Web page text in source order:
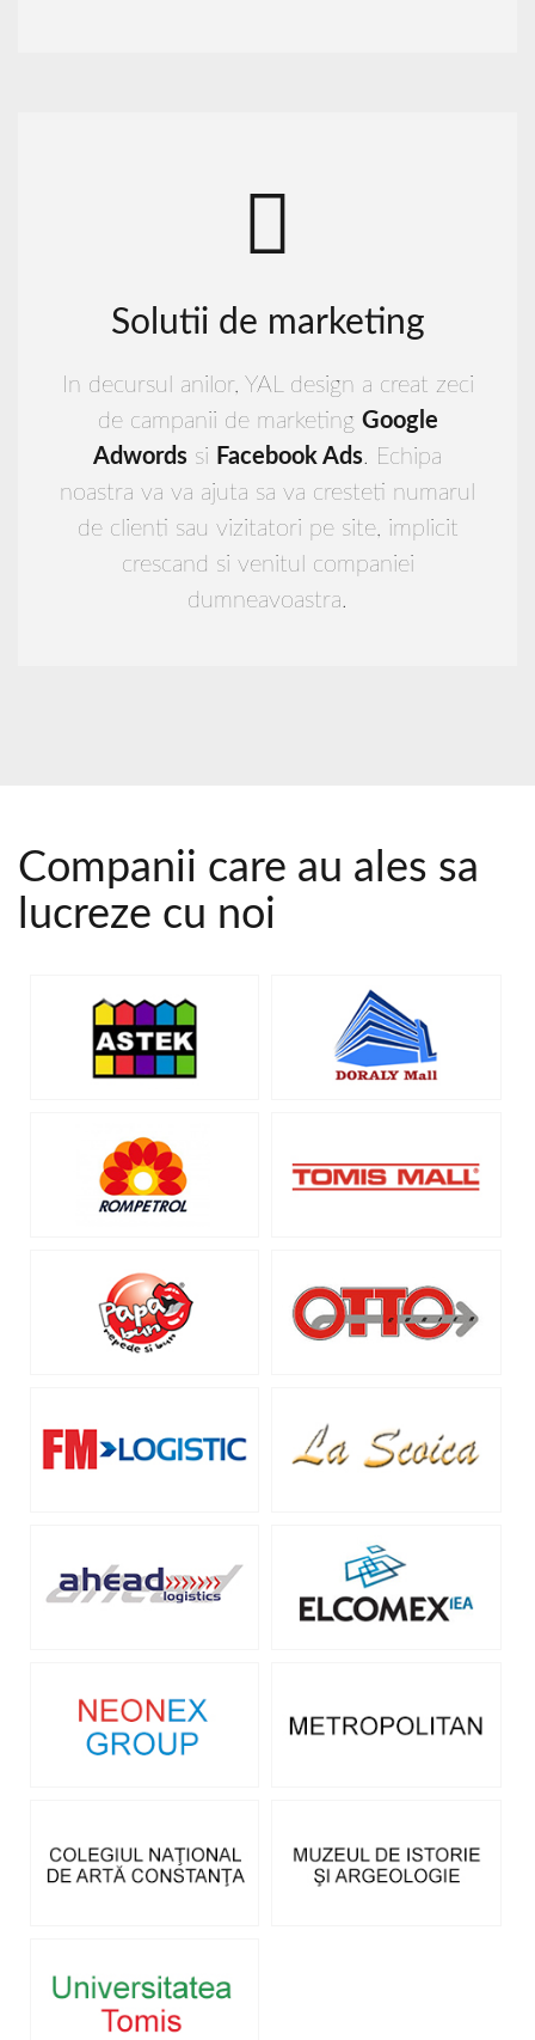
Solutii de marketing
In decursul anilor, YAL design a creat zeci
de campanii de marketing Google
Adwords si Facebook Ads. Echipa
noastra va va ajuta sa va cresteti numarul
de clienti sau vizitatori pe site, implicit
crescand si venitul companiei
dumneavoastra.
Companii care au ales sa
lucreze cu noi